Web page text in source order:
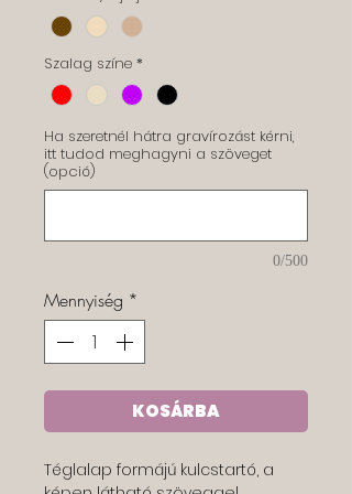
Szalag színe *
Ha szeretnél hátra gravírozást kérni,
itt tudod meghagyni a szöveget
(opció)
0/500
Mennyiség *
KOSÁRBA
Téglalap formájú kulcstartó, a